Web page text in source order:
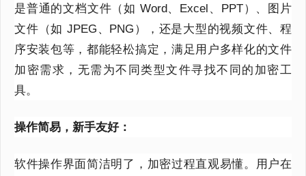
是普通的文档文件（如 Word、 Excel 、 PPT）、图片
文件（如 JPEG 、 PNG ），还是大型的视频文件、程
序安装包等，都能轻松搞定，满足用户多样化的文件
加密需求，无需为不同类型文件寻找不同的加密工
具。
操作简易，新手友好：
软件操作界面简洁明了，加密过程直观易懂。用户在